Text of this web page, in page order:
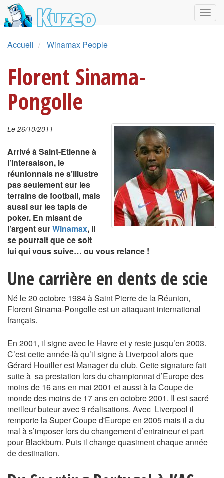
Accueil Winamax People
Florent Sinama-
Pongolle
Le 26/10/2011
Arrivé à Saint-Etienne à
l’intersaison, le
réunionnais ne s’illustre
pas seulement sur les
terrains de football, mais
aussi sur les tapis de
poker. En misant de
l’argent surWinamax, il
se pourrait que ce soit
lui qui vous suive… ou vous relance !
Une carrière en dents de scie
Né le 20 octobre 1984 à Saint Pierre de la Réunion,
Florent Sinama-Pongolle est un attaquant international
français.
En 2001, il signe avec le Havre et y reste jusqu’en 2003.
C’est cette année-là qu’il signe à Liverpool alors que
Gérard Houiller est Manager du club. Cette signature fait
suite à sa prestation lors du championnat d’Europe des
moins de 16 ans en mai 2001 et aussi à la Coupe de
monde des moins de 17 ans en octobre 2001. Il est sacré
meilleur buteur avec 9 réalisations. Avec Liverpool il
remporte la Super Coupe d'Europe en 2005 mais il a du
mal à s’imposer lors du changement d’entraineur et part
pour Blackburn. Puis il change quasiment chaque année
de destination.